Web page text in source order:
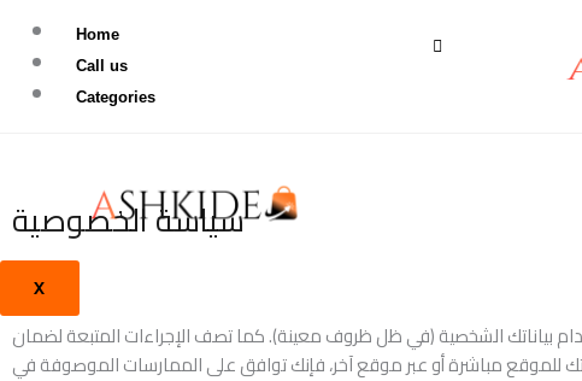
content
Home
Call us
Categories
X
سياسة الخصوصية
بياناتك الشخصية (في ظل ظروف معينة). كما تصف الإجراءات المتبعة لضمان
للموقع مباشرة أو عبر موقع آخر، فإنك توافق على الممارسات الموصوفة في